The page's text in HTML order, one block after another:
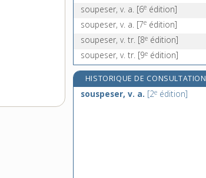
soupeser, v. a. [6e édition]
soupeser, v. a. [7e édition]
soupeser, v. tr. [8e édition]
soupeser, v. tr. [9e édition]
HISTORIQUE DE CONSULTATION
souspeser, v. a. [2e édition]